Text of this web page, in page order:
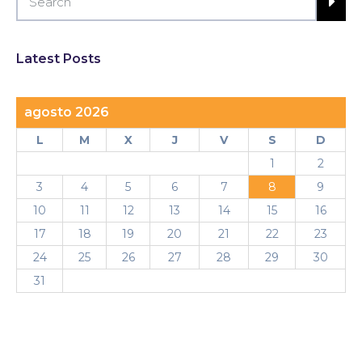
Latest Posts
agosto 2026
L M X J V S
D
1
2
3
4 5 6 7 8
9
10
11 12 13 14 15
16
17
18 19 20 21 22
23
24
25 26 27 28 29
30
31